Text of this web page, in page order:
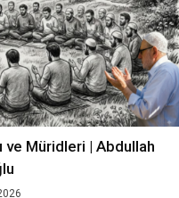
ve Müridleri | Abdullah